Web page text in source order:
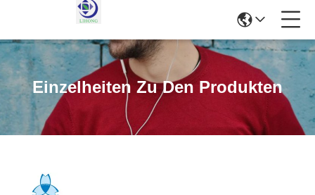
Einzelheiten Zu Den Produkten